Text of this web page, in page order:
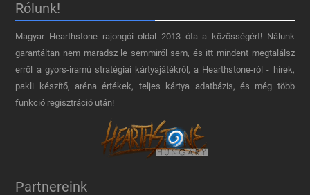
Rólunk!
Magyar Hearthstone​ rajongói oldal 2013 óta a közösségért! Nálunk
garantáltan nem maradsz le semmiről sem, és itt mindent megtalálsz
erről a gyors-iramú stratégiai kártyajátékról, a Hearthstone-ról - hírek,
pakli készítő, aréna értékek, teljes kártya adatbázis, és még több
funkció regisztráció után!
Partnereink